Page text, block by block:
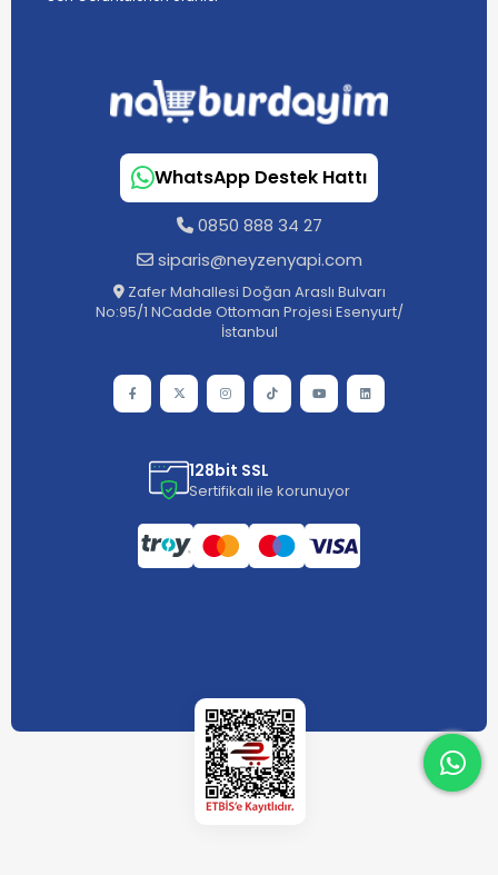
WhatsApp Destek Hattı
0850 888 34 27
siparis@neyzenyapi.com
Zafer Mahallesi Doğan Araslı Bulvarı
No:95/1 NCadde Ottoman Projesi Esenyurt/
İstanbul
128bit SSL
Sertifikalı ile korunuyor